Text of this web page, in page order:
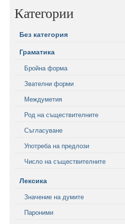
Категории
Без категория
Граматика
Бройна форма
Звателни форми
Междуметия
Род на съществителните
Съгласуване
Употреба на предлози
Число на съществителните
Лексика
Значение на думите
Пароними